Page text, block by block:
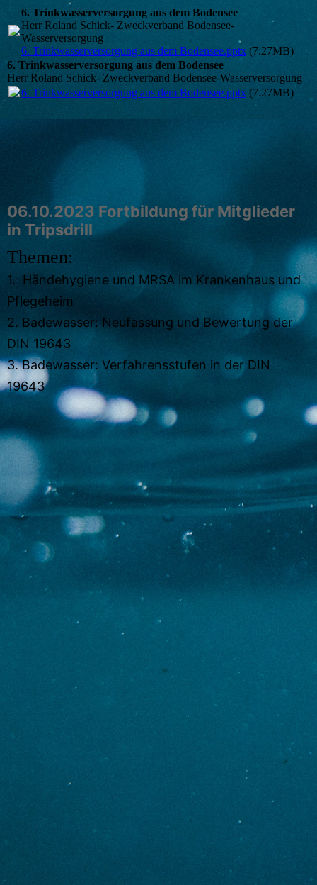
6. Trinkwasserversorgung aus dem Bodensee
Herr Roland Schick- Zweckverband Bodensee-
Wasserversorgung
6. Trinkwasserversorgung aus dem Bodensee.pptx (7.27MB)
6. Trinkwasserversorgung aus dem Bodensee
Herr Roland Schick- Zweckverband Bodensee-Wasserversorgung
6. Trinkwasserversorgung aus dem Bodensee.pptx (7.27MB)
06.10.2023 Fortbildung für Mitglieder
in Tripsdrill
Themen:
1. Händehygiene und MRSA im Krankenhaus und
Pflegeheim
2. Badewasser: Neufassung und Bewertung der
DIN 19643
3. Badewasser: Verfahrensstufen in der DIN
19643